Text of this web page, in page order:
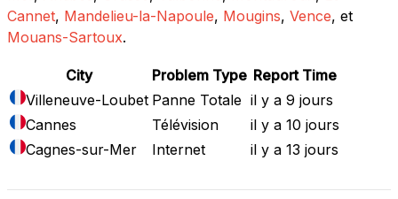
Cannet, Mandelieu-la-Napoule, Mougins, Vence, et
Mouans-Sartoux.
City Problem Type Report Time
Villeneuve-Loubet Panne Totale il y a 9 jours
Cannes
Télévision
il y a 10 jours
Cagnes-sur-Mer
Internet il y a 13 jours